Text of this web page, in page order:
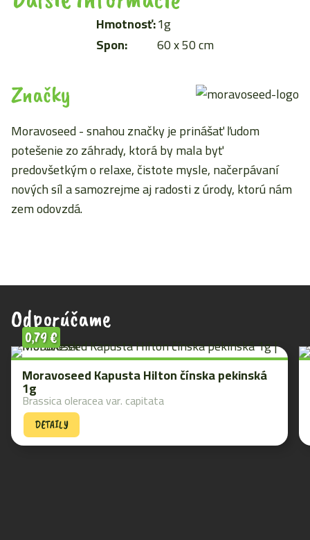
Hmotnosť:1g
Spon:
60 x 50 cm
Značky
Moravoseed - snahou značky je prinášať ľudom
potešenie zo záhrady, ktorá by mala byť
predovšetkým o relaxe, čistote mysle, načerpávaní
nových síl a samozrejme aj radosti z úrody, ktorú nám
zem odovzdá.
Odporúčame
Moravoseed Kapusta Hilton čínska pekinská
1g
0,79€
Brassica oleracea var. capitata
DETAILY